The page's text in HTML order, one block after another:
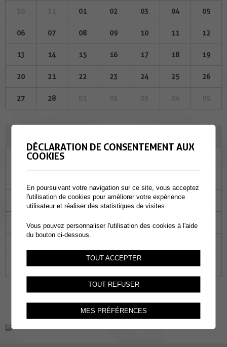
01 02 03 04 05
06 07 08 09 10 11 12
13 14 15 16 17 18 19
20 21 22 23 24 25 26
27 28
Ma
07 08 09 10 11
16 17 18
28 29 30 31 01
DÉCLARATION DE CONSENTEMENT AUX
COOKIES
En poursuivant votre navigation sur ce site, vous acceptez
l'utilisation de cookies pour améliorer votre expérience
utilisateur et réaliser des statistiques de visites.
Vous pouvez personnaliser l'utilisation des cookies à l'aide
du bouton ci-dessous.
TOUT ACCEPTER
TOUT REFUSER
MES PRÉFÉRENCES